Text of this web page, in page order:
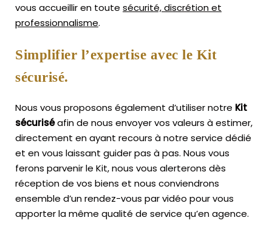
vous accueillir en toute sécurité, discrétion et
professionnalisme.
Simplifier l’expertise avec le Kit
sécurisé.
Nous vous proposons également d’utiliser notre Kit
sécuriséafin de nous envoyer vos valeurs à estimer,
directement en ayant recours à notre service dédié
et en vous laissant guider pas à pas. Nous vous
ferons parvenir le Kit, nous vous alerterons dès
réception de vos biens et nous conviendrons
ensemble d’un rendez-vous par vidéo pour vous
apporter la même qualité de service qu’en agence.